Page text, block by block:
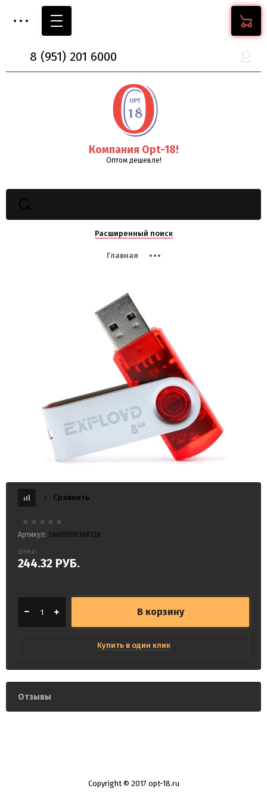
8 (951) 201 6000
Компания Opt-18!
Оптом дешевле!
Расширенный поиск
Главная
- Сравнить
Артикул: Sm00000168128
цена:
244.32 РУБ.
В корзину
Купить в один клик
Отзывы
Copyright © 2017 opt-18.ru